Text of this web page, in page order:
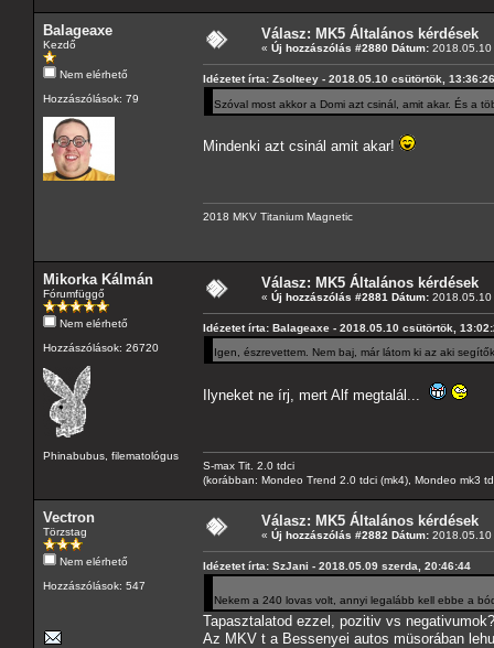
Balageaxe
Kezdő
Nem elérhető
Hozzászólások: 79
Válasz: MK5 Általános kérdések
« Új hozzászólás #2880 Dátum: 2018.05.10
Idézetet írta: Zsolteey - 2018.05.10 csütörtök, 13:36:26
Szóval most akkor a Domi azt csinál, amit akar. És a
Mindenki azt csinál amit akar!
2018 MKV Titanium Magnetic
Mikorka Kálmán
Fórumfüggő
Nem elérhető
Hozzászólások: 26720
Phinabubus, filematológus
Válasz: MK5 Általános kérdések
« Új hozzászólás #2881 Dátum: 2018.05.10
Idézetet írta: Balageaxe - 2018.05.10 csütörtök,
Igen, észrevettem. Nem baj, már látom ki az aki
Ilyneket ne írj, mert Alf megtalál...
S-max Tit. 2.0 tdci
(korábban: Mondeo Trend 2.0 tdci (mk4), Mondeo mk3
Vectron
Törzstag
Nem elérhető
Hozzászólások: 547
Válasz: MK5 Általános kérdések
« Új hozzászólás #2882 Dátum: 2018.05.10
Idézetet írta: SzJani - 2018.05.09 szerda, 20:46:44
Nekem a 240 lovas volt, annyi legalább kell ebbe a
Tapasztalatod ezzel, pozitiv vs negativumok?
Az MKV t a Bessenyei autos müsorában